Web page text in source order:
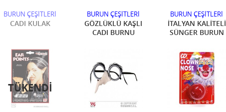
BURUN ÇEŞİTLERİ
CADI KULAK
TÜKENDI
BURUN ÇEŞİTLERİ
GÖZLÜKLÜ KAŞLI
CADI BURNU
BURUN ÇEŞİTLERİ
İTALYAN KALİTELİ
SÜNGER BURUN